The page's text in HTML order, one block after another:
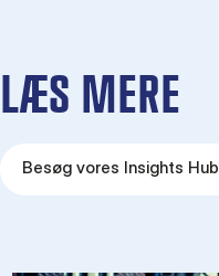
LÆS MERE
Besøg vores Insights Hub